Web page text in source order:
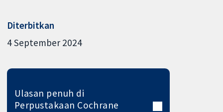
Diterbitkan
4 September 2024
Ulasan penuh di
Perpustakaan Cochrane